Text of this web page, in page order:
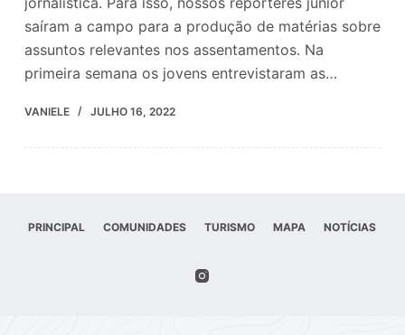
saíram a campo para a produção de matérias sobre
assuntos relevantes nos assentamentos. Na
primeira semana os jovens entrevistaram as…
VANIELE JULHO 16, 2022
PRINCIPAL COMUNIDADES TURISMO MAPA NOTÍCIAS